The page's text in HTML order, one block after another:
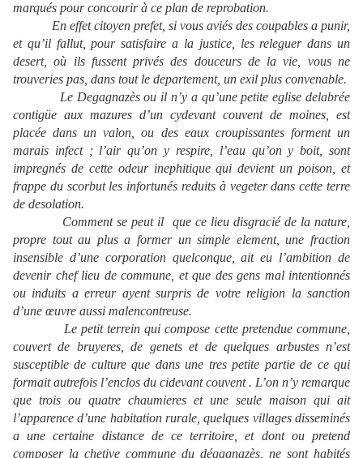
marqués pour concourir à ce plan de reprobation.
En effet citoyen prefet, si vous aviés des coupables a punir,
et qu’il fallut, pour satisfaire a la justice, les releguer dans un
desert, où ils fussent privés des douceurs de la vie, vous ne
trouveries pas, dans tout le departement, un exil plus convenable.
Le Degagnazès ou il n’y a qu’une petite eglise delabrée
contigüe aux mazures d’un cydevant couvent de moines, est
placée dans un valon, ou des eaux croupissantes forment un
marais infect ; l’air qu’on y respire, l’eau qu’on y boit, sont
impregnés de cette odeur inephitique qui devient un poison, et
frappe du scorbut les infortunés reduits à vegeter dans cette terre
de desolation.
Comment se peut il
que ce lieu disgracié de la nature,
propre tout au plus a former un simple element, une fraction
insensible d’une corporation quelconque, ait eu l’ambition de
devenir chef lieu de commune, et que des gens mal intentionnés
ou induits a erreur ayent surpris de votre religion la sanction
d’une œuvre aussi malencontreuse.
Le petit terrein qui compose cette pretendue commune,
couvert de bruyeres, de genets et de quelques arbustes n’est
susceptible de culture que dans une tres petite partie de ce qui
formait autrefois l’enclos du cidevant couvent . L’on n’y remarque
que trois ou quatre chaumieres et une seule maison qui ait
l’apparence d’une habitation rurale, quelques villages disseminés
a une certaine distance de ce territoire, et dont ou pretend
composer la chetive commune du dégagnazès, ne sont habités